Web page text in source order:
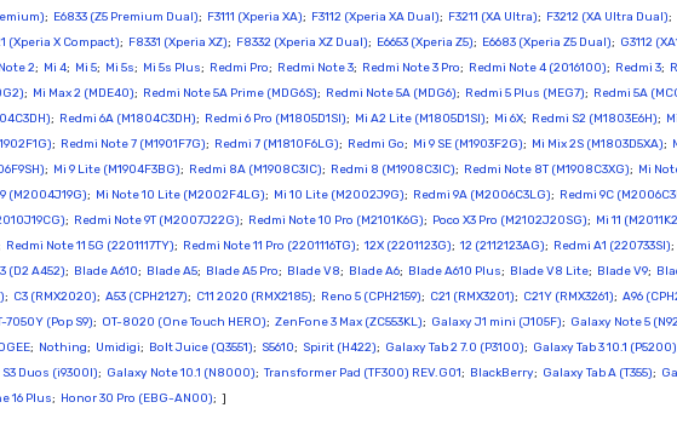
; E6833 (Z5 Premium Dual); F3111 (Xperia XA); F3112 (Xperia XA Dual); F3211 (XA Ultra); F3212 (XA Ultra Dual);
(Xperia X Compact); F8331 (Xperia XZ); F8332 (Xperia XZ Dual); E6653 (Xperia Z5); E6683 (Xperia Z5 Dual); G3112
2; Mi 4; Mi 5; Mi 5s; Mi 5s Plus; Redmi Pro; Redmi Note 3; Redmi Note 3 Pro; Redmi Note 4 (2016100); Redmi 3;
; Mi Max 2 (MDE40); Redmi Note 5A Prime (MDG6S); Redmi Note 5A (MDG6); Redmi 5 Plus (MEG7); Redmi 5A
; Redmi 6A (M1804C3DH); Redmi 6 Pro (M1805D1SI); Mi A2 Lite (M1805D1SI); Mi 6X; Redmi S2 (M1803E6H);
; Redmi Note 7 (M1901F7G); Redmi 7 (M1810F6LG); Redmi Go; Mi 9 SE (M1903F2G); Mi Mix 2S (M1803D5XA);
; Mi 9 Lite (M1904F3BG); Redmi 8A (M1908C3IC); Redmi 8 (M1908C3IC); Redmi Note 8T (M1908C3XG); Mi
(M2004J19G); Mi Note 10 Lite (M2002F4LG); Mi 10 Lite (M2002J9G); Redmi 9A (M2006C3LG); Redmi 9C
; Redmi Note 9T (M2007J22G); Redmi Note 10 Pro (M2101K6G); Poco X3 Pro (M2102J20SG); Mi 11
Redmi Note 11 5G (2201117TY); Redmi Note 11 Pro (2201116TG); 12X (2201123G); 12 (2112123AG); Redmi A1 (220733SI);
(D2 A452); Blade A610; Blade A5; Blade A5 Pro; Blade V8; Blade A6; Blade A610 Plus; Blade V8 Lite; Blade V9;
; C3 (RMX2020); A53 (CPH2127); C11 2020 (RMX2185); Reno 5 (CPH2159); C21 (RMX3201); C21Y (RMX3261); A96
7050Y (Pop S9); OT-8020 (One Touch HERO); ZenFone 3 Max (ZC553KL); Galaxy J1 mini (J105F); Galaxy Note 5
; Nothing; Umidigi; Bolt Juice (Q3551); S5610; Spirit (H422); Galaxy Tab 2 7.0 (P3100); Galaxy Tab 3 10.1 (P5200)
Duos (i9300I); Galaxy Note 10.1 (N8000); Transformer Pad (TF300) REV.G01; BlackBerry; Galaxy Tab A (T355);
16 Plus; Honor 30 Pro (EBG-AN00); ]